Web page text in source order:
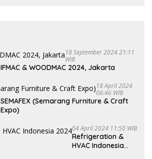
18 September 2024 21:11
WIB
IFMAC & WOODMAC 2024, Jakarta
18 April 2024
06:46 WIB
SEMAFEX (Semarang Furniture & Craft
Expo)
04 April 2024 11:50 WIB
Refrigeration &
HVAC Indonesia